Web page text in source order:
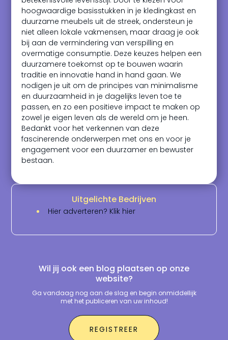
hoogwaardige basisstukken in je kledingkast en
duurzame meubels uit de streek, ondersteun je
niet alleen lokale vakmensen, maar draag je ook
bij aan de vermindering van verspilling en
overmatige consumptie. Deze keuzes helpen een
duurzamere toekomst op te bouwen waarin
traditie en innovatie hand in hand gaan. We
nodigen je uit om de principes van minimalisme
en duurzaamheid in je dagelijks leven toe te
passen, en zo een positieve impact te maken op
zowel je eigen leven als de wereld om je heen.
Bedankt voor het verkennen van deze
fascinerende onderwerpen met ons en voor je
engagement voor een duurzamer en bewuster
bestaan.
Uitgelichte Bedrijven
Hier adverteren? Klik hier
Wil jij ook een blog plaatsen op onze
website?
Ga vandaag nog aan de slag en begin onmiddellijk
met het publiceren van uw inhoud!
REGISTREER